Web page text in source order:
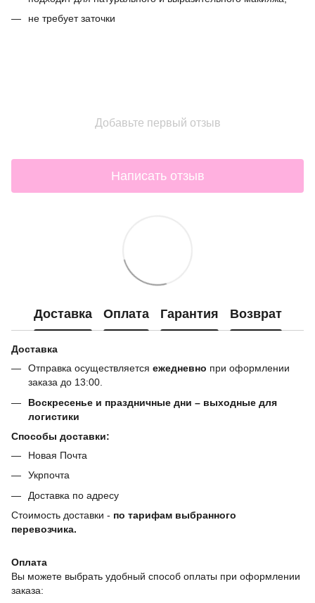
не требует заточки
Добавьте первый отзыв
Написать отзыв
Доставка Оплата Гарантия Возврат
Доставка
Отправка осуществляется ежедневно при оформлении
заказа до 13:00.
Воскресенье и праздничные дни – выходные для
логистики
Способы доставки:
Новая Почта
Укрпочта
Доставка по адресу
Стоимость доставки - по тарифам выбранного
перевозчика.
Оплата
Вы можете выбрать удобный способ оплаты при оформлении
заказа: